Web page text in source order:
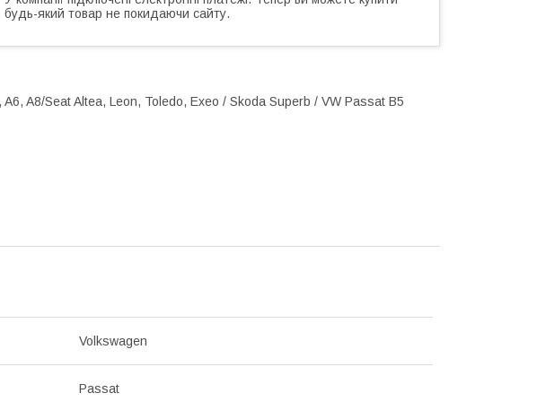
будь-який товар не покидаючи сайту.
A6, A8/Seat Altea, Leon, Toledo, Exeo / Skoda Superb / VW Passat B5
Volkswagen
Passat